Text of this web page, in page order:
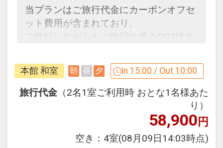
記念日特色
●宿泊日の前後1週間にお誕生日・記念
※事前にご予約が必要です。
※ご予約時に「お問合せ・ご要望等メ
モ」欄、またはご予約後「マイページ」
に、記念日の内容（誕生日・結婚記念日
※当日に記念日の証明になるものをご持
参ください。
当プランはご旅行代金にカーボンオフセ
ット費用が含まれており、
ご旅行しながらもご旅行に係るCO2排出
す。
持続可能なecoな旅をしてみませんか？
本館 和室 朝 昼 夕 In 15:00 / Out 10:00
旅行代金 （2名1室ご利用時 おとな1名様あた
り）
58,900円
空き： 4室(08月09日14:03時点)